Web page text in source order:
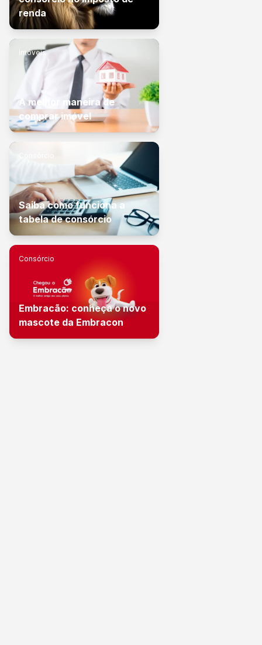
renda
Imóveis
A melhor maneira de
comprar imóvel
Saiba como funciona a
tabela de consórcio
Consórcio
Embracão: conheça o novo
mascote da Embracon